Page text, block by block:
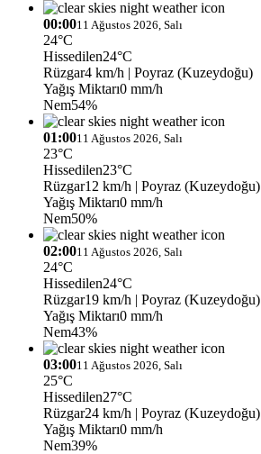
00:0011 Ağustos 2026, Salı
24°C
Hissedilen24°C
Rüzgar4 km/h | Poyraz (Kuzeydoğu)
Yağış Miktarı0 mm/h
Nem54%
01:0011 Ağustos 2026, Salı
23°C
Hissedilen23°C
Rüzgar12 km/h | Poyraz (Kuzeydoğu)
Yağış Miktarı0 mm/h
Nem50%
02:0011 Ağustos 2026, Salı
24°C
Hissedilen24°C
Rüzgar19 km/h | Poyraz (Kuzeydoğu)
Yağış Miktarı0 mm/h
Nem43%
03:0011 Ağustos 2026, Salı
25°C
Hissedilen27°C
Rüzgar24 km/h | Poyraz (Kuzeydoğu)
Yağış Miktarı0 mm/h
Nem39%